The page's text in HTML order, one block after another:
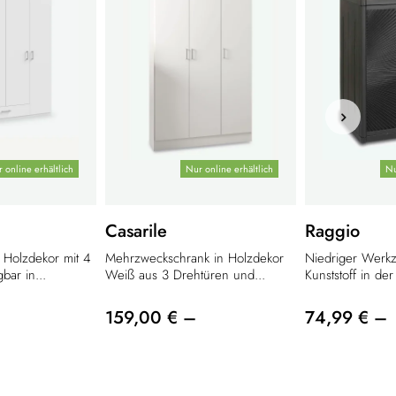
online erhältlich
mit 4
in...
Nur online erhältlich
Casarile
Mehrzweckschrank in Holzdekor
Weiß aus 3 Drehtüren und...
159,00 € –
Raggio
Niedriger
Kunststoff in
74,99 € –